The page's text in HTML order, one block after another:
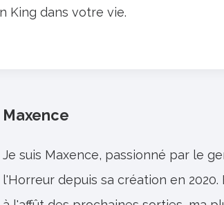
King dans votre vie.
Maxence
Je suis Maxence, passionné par le
l'Horreur depuis sa création en